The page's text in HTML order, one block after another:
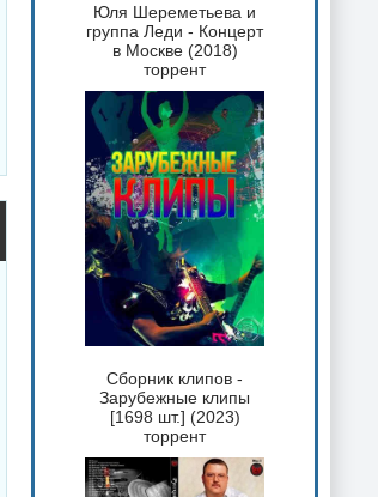
Юля Шереметьева и
группа Леди - Концерт
в Москве (2018)
торрент
Сборник клипов -
Зарубежные клипы
[1698 шт.] (2023)
торрент